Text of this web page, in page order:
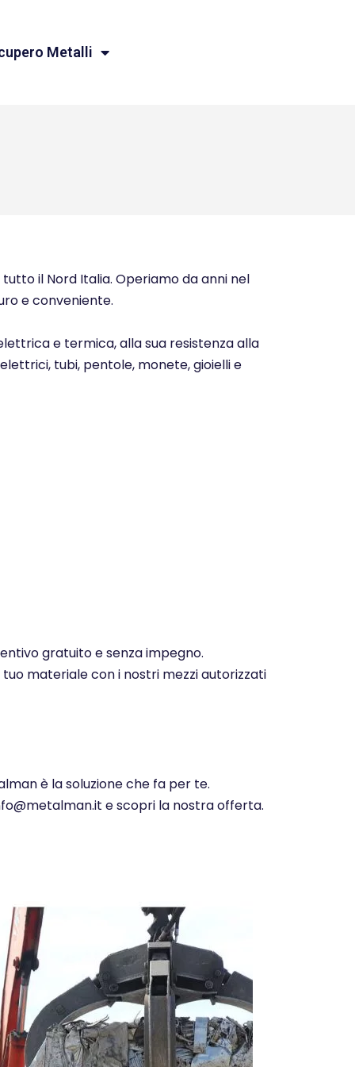
Metalli
il Nord Italia. Operiamo da anni nel
e conveniente.
e termica, alla sua resistenza alla
tubi, pentole, monete, gioielli e
gratuito e senza impegno.
materiale con i nostri mezzi autorizzati
è la soluzione che fa per te.
e scopri la nostra offerta.